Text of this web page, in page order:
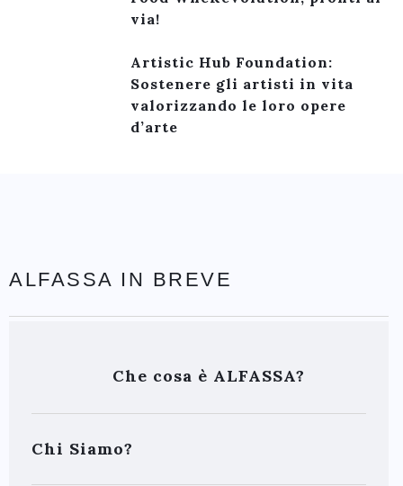
via!
Artistic Hub Foundation:
Sostenere gli artisti in vita
valorizzando le loro opere
d’arte
ALFASSA IN BREVE
Che cosa è ALFASSA?
Chi Siamo?